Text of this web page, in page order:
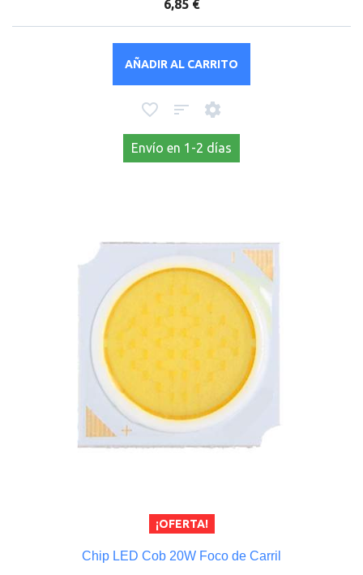
6,85 €
AÑADIR AL CARRITO
Envío en 1-2 días
¡OFERTA!
Chip LED Cob 20W Foco de Carril